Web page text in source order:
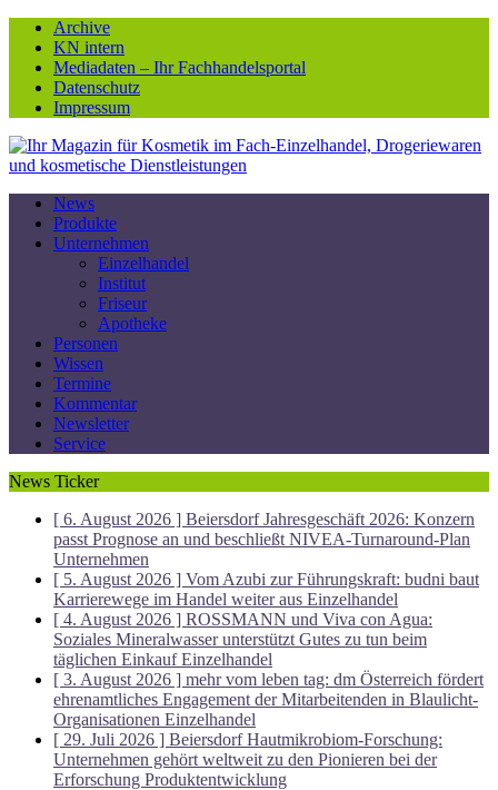
Archive
KN intern
Mediadaten – Ihr Fachhandelsportal
Datenschutz
Impressum
News
Produkte
Unternehmen
Einzelhandel
Institut
Friseur
Apotheke
Personen
Wissen
Termine
Kommentar
Newsletter
Service
News Ticker
[ 6. August 2026 ] Beiersdorf Jahresgeschäft 2026: Konzern
passt Prognose an und beschließt NIVEA-Turnaround-Plan
Unternehmen
[ 5. August 2026 ] Vom Azubi zur Führungskraft: budni baut
Karrierewege im Handel weiter aus Einzelhandel
[ 4. August 2026 ] ROSSMANN und Viva con Agua:
Soziales Mineralwasser unterstützt Gutes zu tun beim
täglichen EinkaufEinzelhandel
[ 3. August 2026 ] mehr vom leben tag: dm Österreich fördert
ehrenamtliches Engagement der Mitarbeitenden in Blaulicht-
Organisationen Einzelhandel
[ 29. Juli 2026 ] Beiersdorf Hautmikrobiom-Forschung:
Unternehmen gehört weltweit zu den Pionieren bei der
Erforschung Produktentwicklung